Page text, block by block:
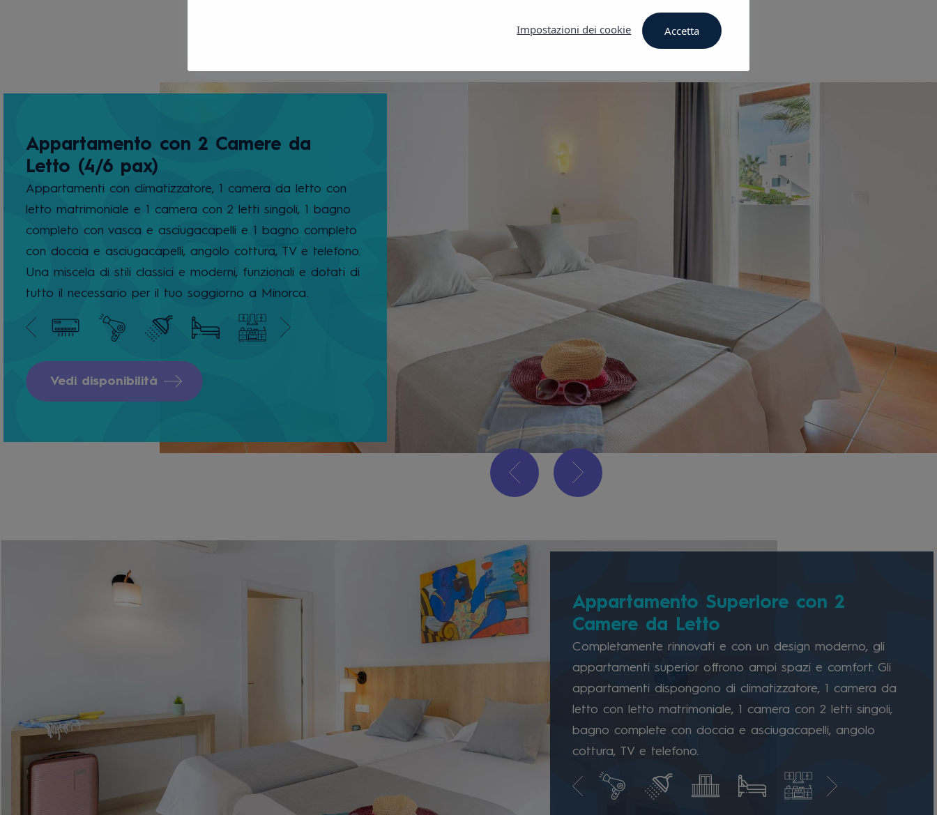
Appartamento con 2 Camere da
Letto (4/6 pax)
Appartamenti con climatizzatore, 1 camera da letto con
letto matrimoniale e 1 camera con 2 letti singoli, 1 bagno
completo con vasca e asciugacapelli e 1 bagno completo
con doccia e asciugacapelli, angolo cottura, TV e telefono.
Una miscela di stili classici e moderni, funzionali e dotati di
tutto il necessario per il tuo soggiorno a Minorca.
Vedi disponibilità
Appartamento Superiore con 2
Camere da Letto
Completamente rinnovati e con un design moderno, gli
appartamenti superior offrono ampi spazi e comfort. Gli
appartamenti dispongono di climatizzatore, 1 camera da
letto con letto matrimoniale, 1 camera con 2 letti singoli,
bagno complete con doccia e asciugacapelli, angolo
cottura, TV e telefono.
Impostazioni dei cookie Accetta